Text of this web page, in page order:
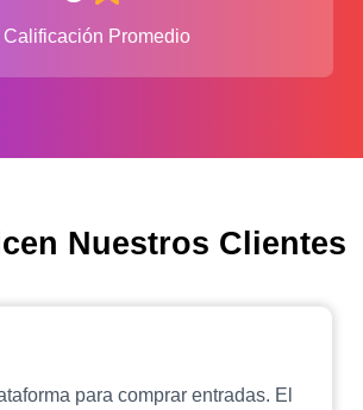
Calificación Promedio
Nuestros Clientes
para comprar entradas. El